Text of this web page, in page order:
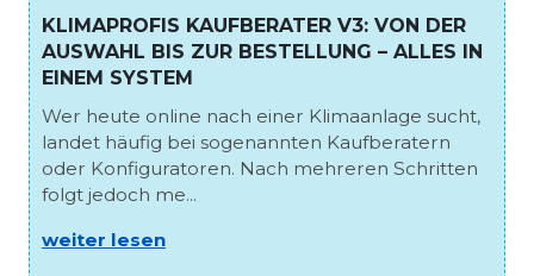
KLIMAPROFIS KAUFBERATER V3: VON DER
AUSWAHL BIS ZUR BESTELLUNG – ALLES IN
EINEM SYSTEM
Wer heute online nach einer Klimaanlage sucht,
landet häufig bei sogenannten Kaufberatern
oder Konfiguratoren. Nach mehreren Schritten
folgt jedoch me...
weiter lesen